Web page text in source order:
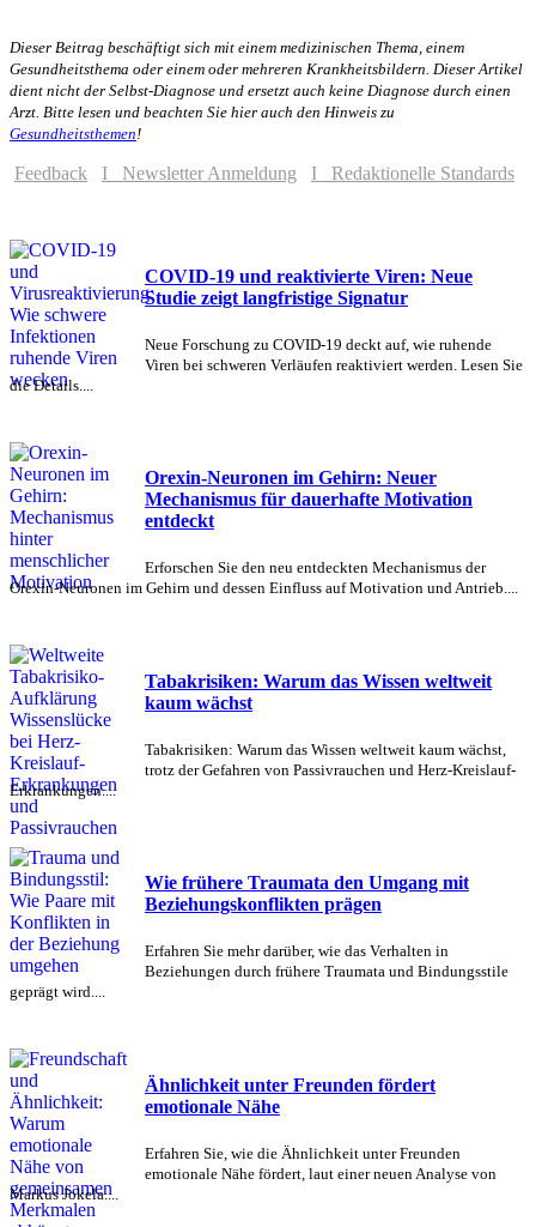
Dieser Beitrag beschäftigt sich mit einem medizinischen Thema, einem
Gesundheitsthema oder einem oder mehreren Krankheitsbildern. Dieser Artikel
dient nicht der Selbst-Diagnose und ersetzt auch keine Diagnose durch einen
Arzt. Bitte lesen und beachten Sie hier auch den Hinweis zu
Gesundheitsthemen!
Feedback I Newsletter Anmeldung I Redaktionelle Standards
COVID-19 und reaktivierte Viren: Neue
Studie zeigt langfristige Signatur
Neue Forschung zu COVID-19 deckt auf, wie ruhende
Viren bei schweren Verläufen reaktiviert werden. Lesen Sie
die Details....
Orexin-Neuronen im Gehirn: Neuer
Mechanismus für dauerhafte Motivation
entdeckt
Erforschen Sie den neu entdeckten Mechanismus der
Orexin-Neuronen im Gehirn und dessen Einfluss auf Motivation und Antrieb....
Tabakrisiken: Warum das Wissen weltweit
kaum wächst
Tabakrisiken: Warum das Wissen weltweit kaum wächst,
trotz der Gefahren von Passivrauchen und Herz-Kreislauf-
Erkrankungen....
Wie frühere Traumata den Umgang mit
Beziehungskonflikten prägen
Erfahren Sie mehr darüber, wie das Verhalten in
Beziehungen durch frühere Traumata und Bindungsstile
geprägt wird....
Ähnlichkeit unter Freunden fördert
emotionale Nähe
Erfahren Sie, wie die Ähnlichkeit unter Freunden
emotionale Nähe fördert, laut einer neuen Analyse von
Markus Jokela....